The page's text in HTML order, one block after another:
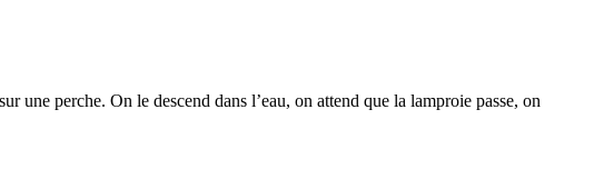
une perche. On le descend dans l’eau, on attend que la lamproie passe, on